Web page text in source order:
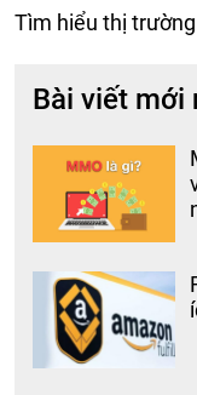
Tìm hiểu thị
Bài viết mới